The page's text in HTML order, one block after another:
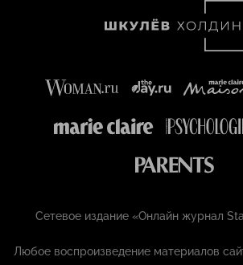
Сетевое издание «Онлайн журнал
Любое воспроизведение материалов